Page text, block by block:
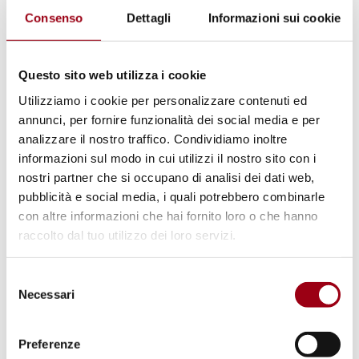
Consenso Dettagli Informazioni sui cookie
Questo sito web utilizza i cookie
Utilizziamo i cookie per personalizzare contenuti ed
annunci, per fornire funzionalità dei social media e per
analizzare il nostro traffico. Condividiamo inoltre
informazioni sul modo in cui utilizzi il nostro sito con i
nostri partner che si occupano di analisi dei dati web,
pubblicità e social media, i quali potrebbero combinarle
con altre informazioni che hai fornito loro o che hanno
raccolto dal tuo utilizzo dei loro servizi.
delNecessari
Preferenze
Seconda Intifada, istituendo quindi una
piattaforma per militari israeliani in e fuori
possono descrivere in modo confidenziale le
esperienze nei territori palestinesi occupati da
Israele.
Aminatou Haidar : attivista politica e
sostenitrice dei dritti umani di origine Sahrawi
che lotta per l'indipendenza del Sahara
occidentale attraverso proteste non violente
che includono anche scioperi della fame.
ottobre. Il 18 ottobre saranno decisi i tre